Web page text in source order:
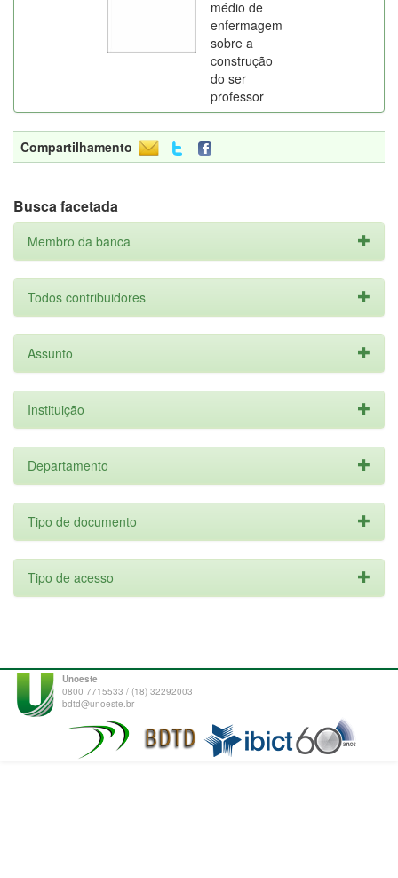
médio de
enfermagem
sobre a
construção
do ser
professor
Compartilhamento
Busca facetada
Membro da banca
Todos contribuidores
Assunto
Instituição
Departamento
Tipo de documento
Tipo de acesso
Unoeste
0800 7715533 / (18) 32292003
bdtd@unoeste.br